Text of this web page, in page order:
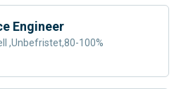
Engineer
,Unbefristet,80-100%